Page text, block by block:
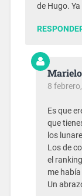
de Hugo.
8
Es que
que
los
Los de
el
me
Un